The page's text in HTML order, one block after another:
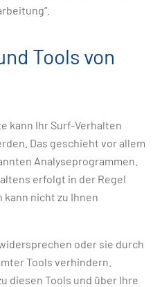
Tools von
kann Ihr Surf-Verhalten
Das geschieht vor allem
Analyseprogrammen.
erfolgt in der Regel
kann nicht zu Ihnen
oder sie durch
Tools verhindern.
diesen Tools und über Ihre